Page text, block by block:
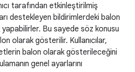
tarafından etkinleştirilmiş
destekleyen bildirimlerdeki balon
Bu sayede söz konusu
olarak gösterilir. Kullanıcılar,
balon olarak gösterileceğini
genel ayarlarını